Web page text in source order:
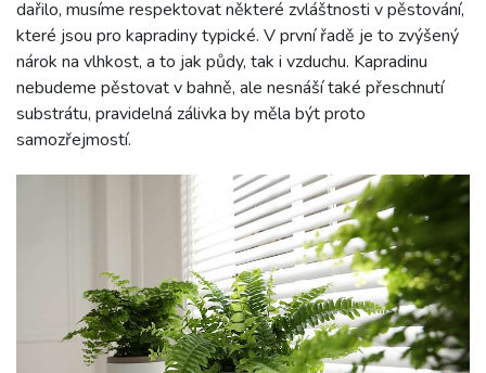
dařilo, musíme respektovat některé zvláštnosti v pěstování,
které jsou pro kapradiny typické. V první řadě je to zvýšený
nárok na vlhkost, a to jak půdy, tak i vzduchu. Kapradinu
nebudeme pěstovat v bahně, ale nesnáší také přeschnutí
substrátu, pravidelná zálivka by měla být proto
samozřejmostí.